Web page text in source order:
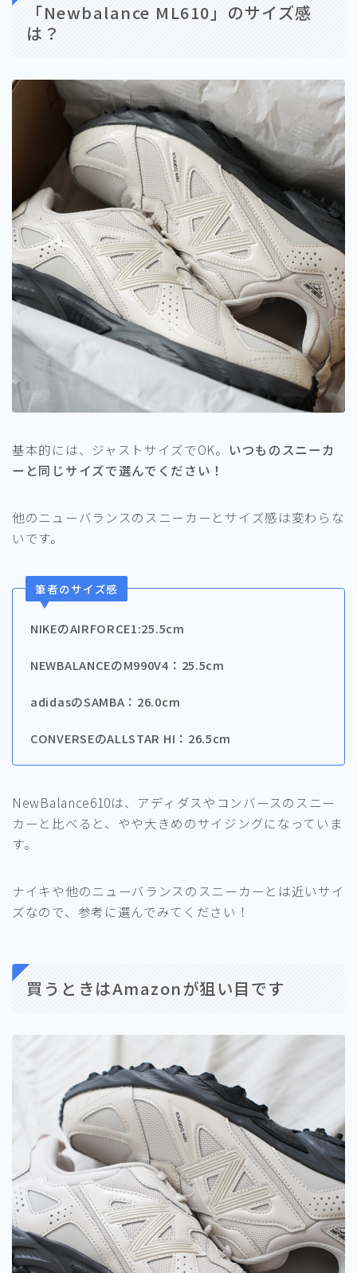
「Newbalance ML610」のサイズ感
は？
基本的には、ジャストサイズでOK。 いつものスニーカ
ーと同じサイズで選んでください！
他のニューバランスのスニーカーとサイズ感は変わらな
いです。
筆者のサイズ感
NIKEのAIRFORCE1:25.5cm
NEWBALANCEのM990V4：25.5cm
adidasのSAMBA：26.0cm
CONVERSEのALLSTAR HI：26.5cm
NewBalance610は、アディダスやコンバースのスニー
カーと比べると、やや大きめのサイジングになっていま
す。
ナイキや他のニューバランスのスニーカーとは近いサイ
ズなので、参考に選んでみてください！
買うときはAmazonが狙い目です